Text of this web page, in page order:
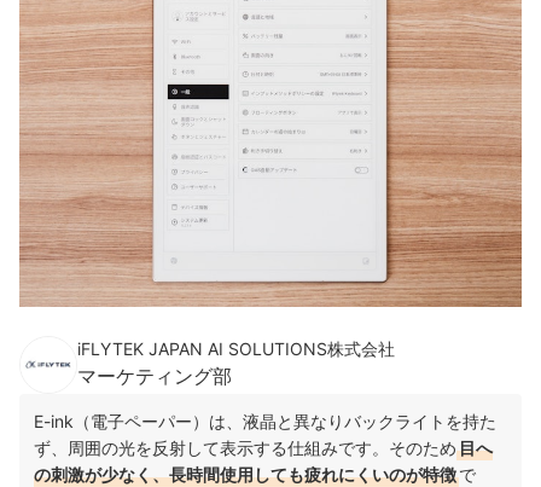
iFLYTEK JAPAN AI SOLUTIONS株式会社
マーケティング部
E-ink（電子ペーパー）は、液晶と異なりバックライトを持た
ず、周囲の光を反射して表示する仕組みです。そのため目へ
の刺激が少なく、長時間使用しても疲れにくいのが特徴で